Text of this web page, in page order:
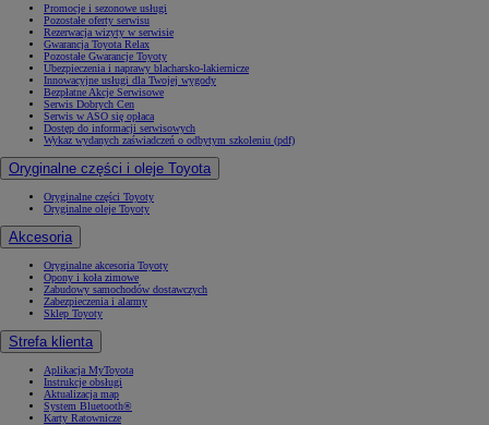
Promocje i sezonowe usługi
Pozostałe oferty serwisu
Rezerwacja wizyty w serwisie
Gwarancja Toyota Relax
Pozostałe Gwarancje Toyoty
Ubezpieczenia i naprawy blacharsko-lakiernicze
Innowacyjne usługi dla Twojej wygody
Bezpłatne Akcje Serwisowe
Serwis Dobrych Cen
Serwis w ASO się opłaca
Dostęp do informacji serwisowych
Wykaz wydanych zaświadczeń o odbytym szkoleniu (pdf)
Oryginalne części i oleje Toyota
Oryginalne części Toyoty
Oryginalne oleje Toyoty
Akcesoria
Oryginalne akcesoria Toyoty
Opony i koła zimowe
Zabudowy samochodów dostawczych
Zabezpieczenia i alarmy
Sklep Toyoty
Strefa klienta
Aplikacja MyToyota
Instrukcje obsługi
Aktualizacja map
System Bluetooth®
Karty Ratownicze